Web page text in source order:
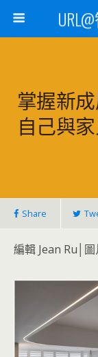
掌握新
自己與
Share
編輯 Jean Ru│